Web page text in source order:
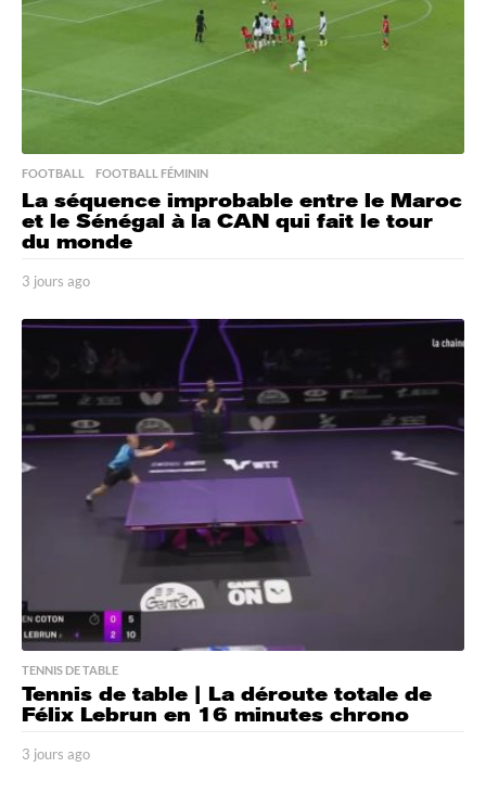
FOOTBALL ,FOOTBALL FÉMININ
La séquence improbable entre le Maroc
et le Sénégal à la CAN qui fait le tour
du monde
3 jours ago
o
r
a
g
TENNIS DE TABLE
Tennis de table | La déroute totale de
Félix Lebrun en 16 minutes chrono
3 jours ago